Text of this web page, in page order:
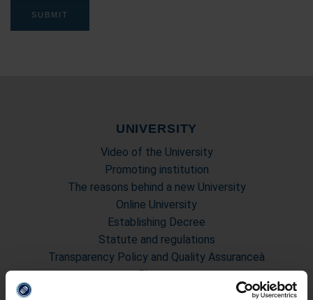
UNIVERSITY
Video of the University
Promoting institution
The reasons behind a new University
Online University
Establishing Decree
Statute and regulations
Transparency Policy and Quality Assuranceà
Ricerca
Governing Bodies of eCampus University